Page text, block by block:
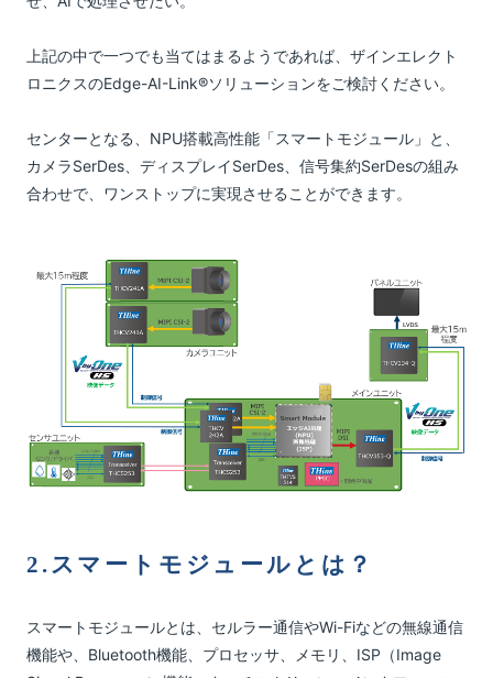
上記の中で一つでも当てはまるようであれば、ザインエレクト
ロニクスのEdge-AI-Link®ソリューションをご検討ください。
センターとなる、NPU搭載高性能「スマートモジュール」と、
カメラSerDes、ディスプレイSerDes、信号集約SerDesの組み
合わせで、ワンストップに実現させることができます。
2.スマートモジュールとは？
スマートモジュールとは、セルラー通信やWi-Fiなどの無線通信
機能や、Bluetooth機能、プロセッサ、メモリ、ISP（Image